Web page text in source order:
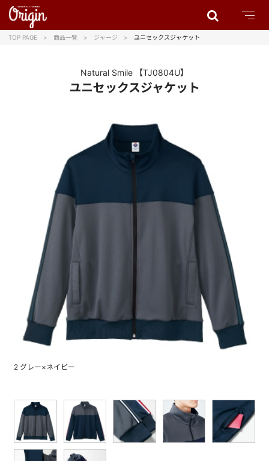
TOP PAGE 商品一覧 ジャージ ユニセックスジャケット
Natural Smile 【TJ0804U】
ユニセックスジャケット
2 グレー×ネイビー